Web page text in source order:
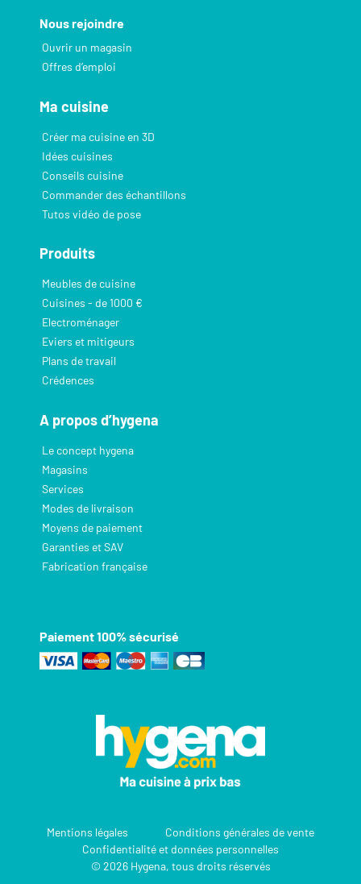
Nous rejoindre
Ouvrir un magasin
Offres d’emploi
Ma cuisine
Créer ma cuisine en 3D
Idées cuisines
Conseils cuisine
Commander des échantillons
Tutos vidéo de pose
Produits
Meubles de cuisine
Cuisines - de 1000 €
Electroménager
Eviers et mitigeurs
Plans de travail
Crédences
A propos d’hygena
Le concept hygena
Magasins
Services
Modes de livraison
Moyens de paiement
Garanties et SAV
Fabrication française
Paiement 100% sécurisé
Mentions légales
Conditions générales de vente
Confidentialité et données personnelles
© 2026 Hygena, tous droits réservés